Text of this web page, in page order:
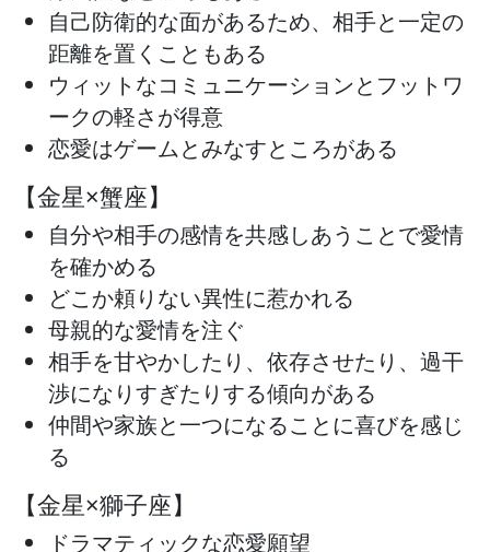
自己防衛的な面があるため、相手と一定の
距離を置くこともある
ウィットなコミュニケーションとフットワ
ークの軽さが得意
恋愛はゲームとみなすところがある
【金星×蟹座】
自分や相手の感情を共感しあうことで愛情
を確かめる
どこか頼りない異性に惹かれる
母親的な愛情を注ぐ
相手を甘やかしたり、依存させたり、過干
渉になりすぎたりする傾向がある
仲間や家族と一つになることに喜びを感じ
る
【金星×獅子座】
ドラマティックな恋愛願望